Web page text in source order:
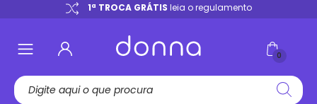
1ª TROCA GRÁTIS leia o regulamento
0